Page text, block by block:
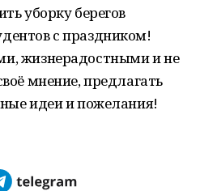
уборку берегов
с праздником!
жизнерадостными и не
мнение, предлагать
идеи и пожелания!